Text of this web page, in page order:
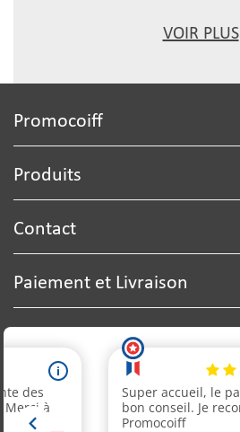
VOIR PLUS
Promocoiff
Produits
Contact
Paiement et Livraison